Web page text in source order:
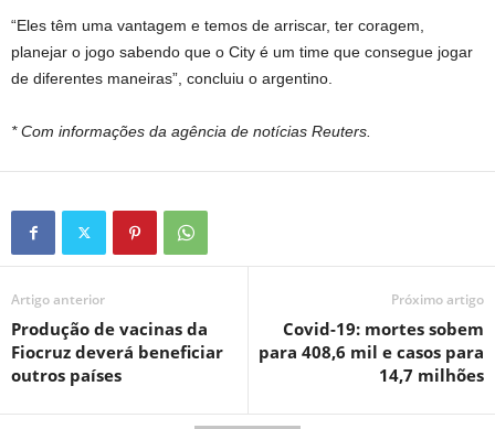
“Eles têm uma vantagem e temos de arriscar, ter coragem,
planejar o jogo sabendo que o City é um time que consegue jogar
de diferentes maneiras”, concluiu o argentino.
* Com informações da agência de notícias Reuters.
Artigo anterior
Produção de vacinas da
Fiocruz deverá beneficiar
outros países
Próximo artigo
Covid-19: mortes sobem
para 408,6 mil e casos para
14,7 milhões